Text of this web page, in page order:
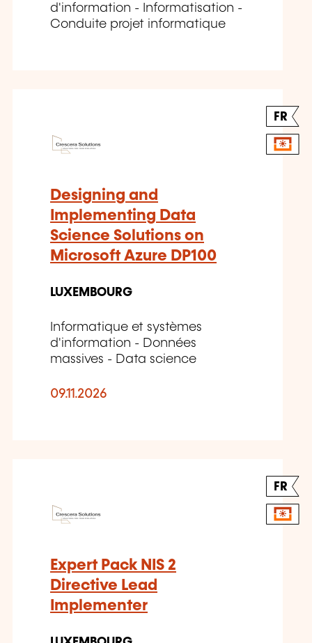
d'information - Informatisation -
Conduite projet informatique
FR
Designing and
Implementing Data
Science Solutions on
Microsoft Azure DP100
LUXEMBOURG
Informatique et systèmes
d'information - Données
massives - Data science
09.11.2026
FR
Expert Pack NIS 2
Directive Lead
Implementer